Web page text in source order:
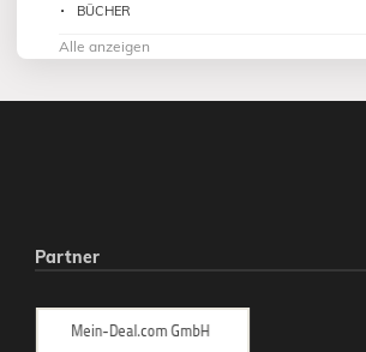
BÜCHER
Alle anzeigen
Partner